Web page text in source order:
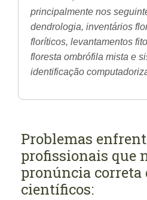
principalmente nos
dendrologia, inventários
floríticos, levantamentos
floresta ombrófila mista e
identificação
Problemas
profissionais que
pronúncia correta
científicos: